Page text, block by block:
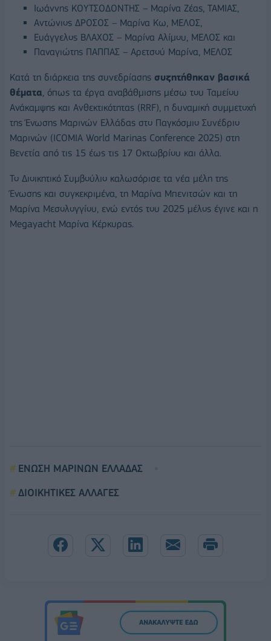
Ιωάννης ΚΟΥΤΣΟΔΟΝΤΗΣ – Μαρίνα Ζέας, ΤΑΜΙΑΣ,
Αντώνιος ΔΡΟΣΟΣ – Μαρίνα Κω, ΜΕΛΟΣ,
Ευάγγελος ΒΛΑΧΟΣ – Μαρίνα Αλίμου, ΜΕΛΟΣ και
Παναγιώτης ΠΑΠΠΑΣ – Αρετσού Μαρίνα, ΜΕΛΟΣ
Κατά τη διάρκεια της συνεδρίασης συζητήθηκαν βασικά
θέματα , όπως τα έργα αναβάθμισης μέσω του Ταμείου
Ανάκαμψης και Ανθεκτικότητας (RRF), η δυναμική συμμετοχή
της Ένωσης Μαρινών Ελλάδας στο Παγκόσμιο Συνέδριο
Μαρινών (ICOMIA World Marinas Conference 2025) στη
Βενετία από τις 15 έως τις 17 Οκτωβρίου και άλλα.
Το Διοικητικό Συμβούλιο καλωσόρισε τα νέα μέλη της
Ένωσης και συγκεκριμένα, τη Μαρίνα Μπενιτσών και τη
Μαρίνα Μεσολογγίου, ενώ εντός του 2025 μέλος έγινε και η
Megayacht Μαρίνα Κέρκυρας.
ΕΝΩΣΗ ΜΑΡΙΝΩΝ ΕΛΛΑΔΑΣ
ΔΙΟΙΚΗΤΙΚΕΣ ΑΛΛΑΓΕΣ